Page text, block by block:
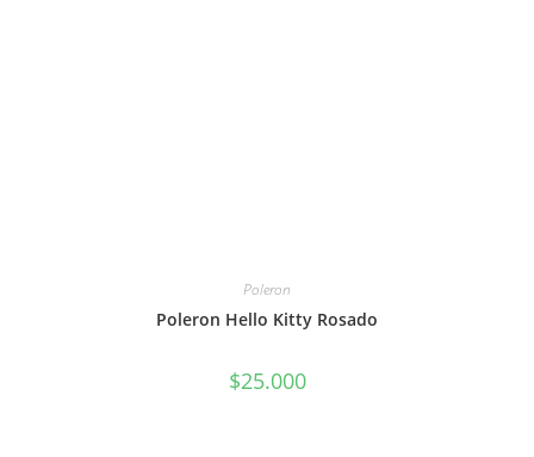
Poleron
Poleron Hello Kitty Rosado
$25.000